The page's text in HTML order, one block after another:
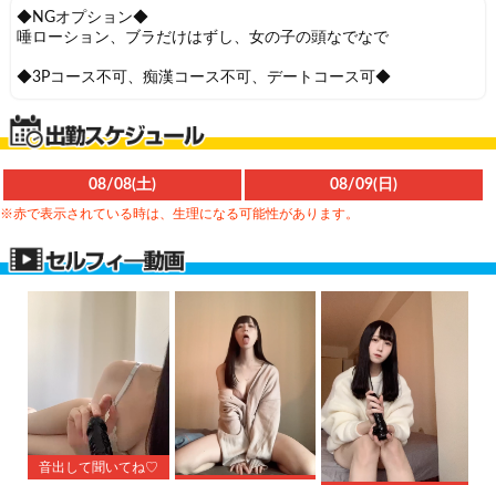
◆NGオプション◆
唾ローション、ブラだけはずし、女の子の頭なでなで
◆3Pコース不可、痴漢コース不可、デートコース可◆
08/08(土) 08/09(日)
※赤で表示されている時は、生理になる可能性があります。
音出して聞いてね♡